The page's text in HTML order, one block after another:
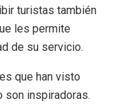
turistas también
les permite
de su servicio.
que han visto
son inspiradoras.